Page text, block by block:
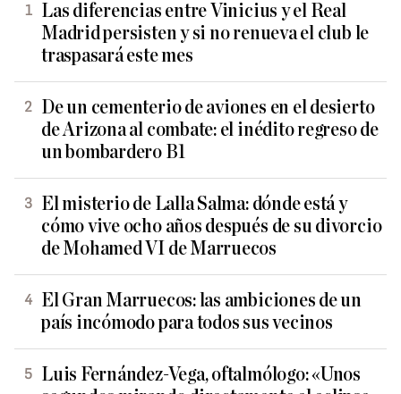
Las diferencias entre Vinicius y el Real
Madrid persisten y si no renueva el club le
traspasará este mes
De un cementerio de aviones en el desierto
de Arizona al combate: el inédito regreso de
un bombardero B1
El misterio de Lalla Salma: dónde está y
cómo vive ocho años después de su divorcio
de Mohamed VI de Marruecos
El Gran Marruecos: las ambiciones de un
país incómodo para todos sus vecinos
Luis Fernández-Vega, oftalmólogo: «Unos